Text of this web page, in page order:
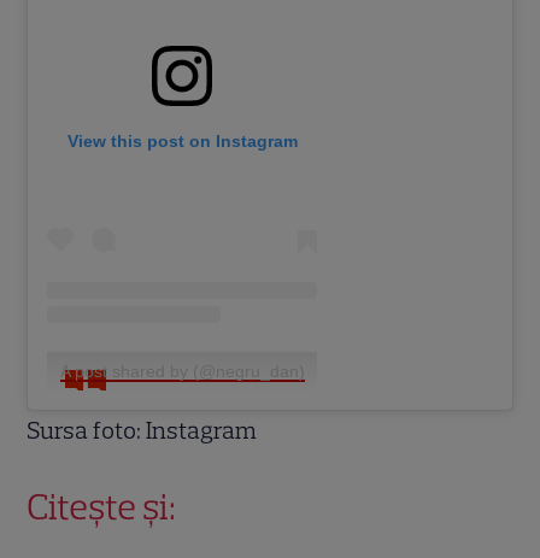
View this post on Instagram
A post shared by (@negru_dan)
Sursa foto: Instagram
Citește și: